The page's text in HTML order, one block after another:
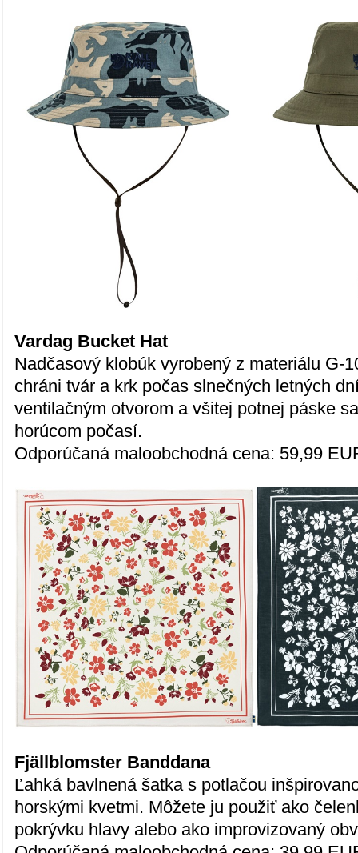
Vardag Bucket Hat
Nadčasový klobúk vyrobený z materiálu G-
chráni tvár a krk počas slnečných letných
ventilačným otvorom a všitej potnej páske
horúcom počasí.
Odporúčaná maloobchodná cena: 59,99
Fjällblomster Banddana
Ľahká bavlnená šatka s potlačou
horskými kvetmi. Môžete ju použiť ako
pokrývku hlavy alebo ako improvizovaný